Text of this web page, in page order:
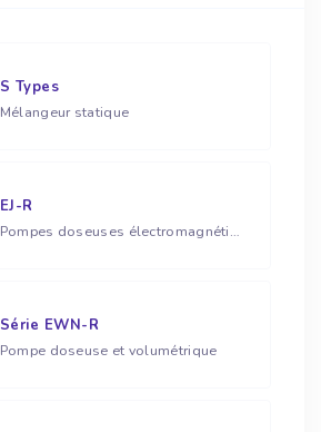
S Types
Mélangeur statique
EJ-R
Pompes doseuses électromagnétiques
Série EWN-R
Pompe doseuse et volumétrique